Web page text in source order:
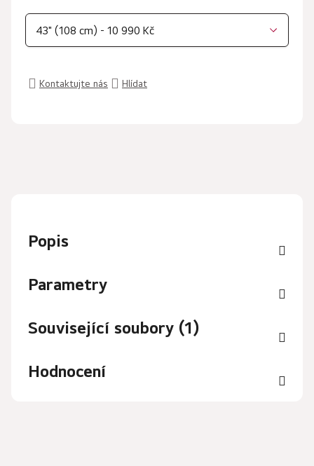
43" (108 cm) - 10 990 Kč
Kontaktujte nás Hlídat
Popis
Parametry
Související soubory (1)
Hodnocení